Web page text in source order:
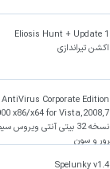
Eliosis Hunt + Update 1
اکشن تیراندازی
Corporate Edition
x86/x64 for Vista,2008,7
نسخه 32 بیتی آنتی
Spelunky v1.4